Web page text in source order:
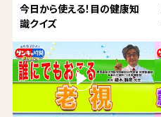
今日から使える！目の健康知
識クイズ